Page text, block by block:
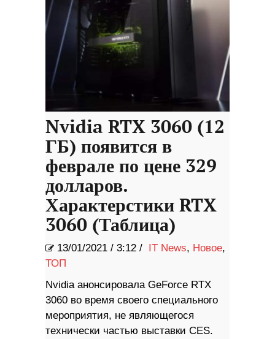
Nvidia RTX 3060 (12
ГБ) появится в
феврале по цене 329
долларов.
Характерстики RTX
3060 (Таблица)
13/01/2021 / 3:12 / IT News, Новое,
ТОП
Nvidia анонсировала GeForce RTX
3060 во время своего специального
мероприятия, не являющегося
технически частью выставки CES.